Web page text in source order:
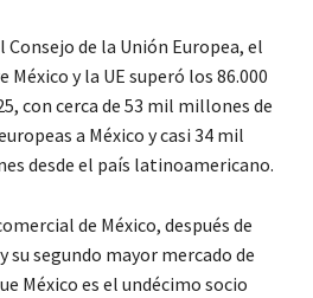
Consejo de la Unión Europea, el
y la UE superó los 86.000
con cerca de 53 mil millones de
a México y casi 34 mil
desde el país latinoamericano.
de México, después de
su segundo mayor mercado de
México es el undécimo socio